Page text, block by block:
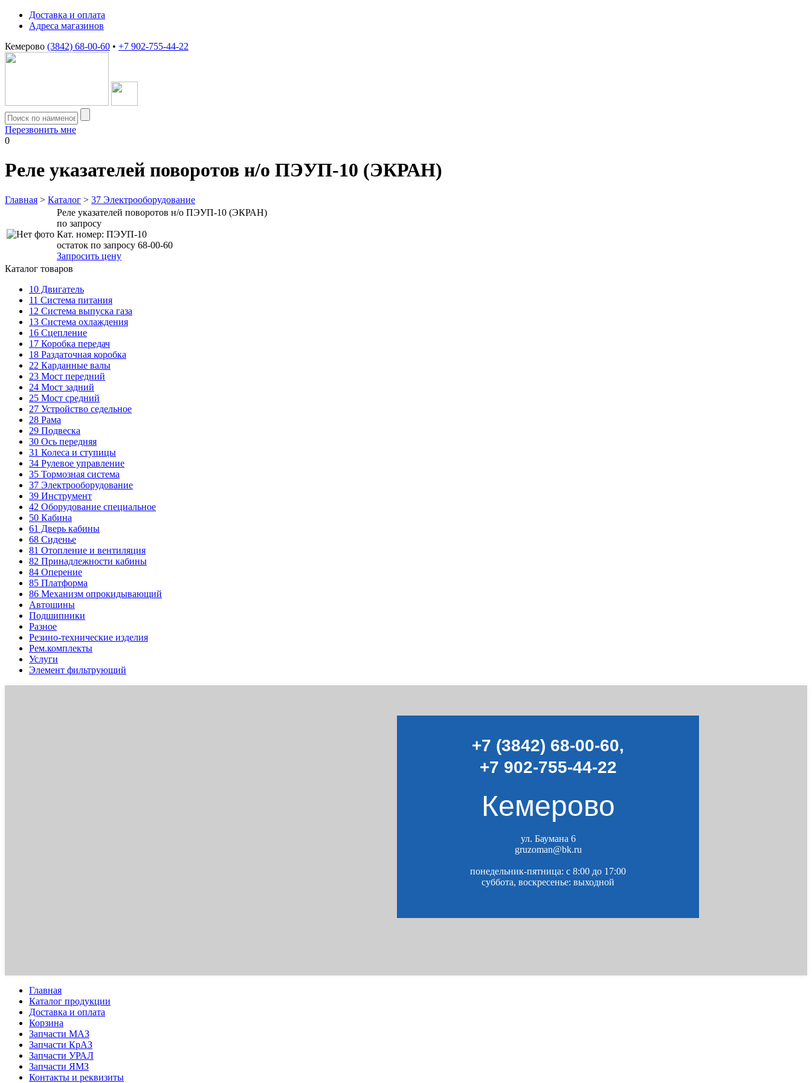
Доставка и оплата
Адреса магазинов
Кемерово (3842) 68-00-60 • +7 902-755-44-22
Перезвонить мне
0
Реле указателей поворотов н/о ПЭУП-10 (ЭКРАН)
Главная > Каталог > 37 Электрооборудование
Реле указателей поворотов н/о ПЭУП-10 (ЭКРАН)
по запросу
Кат. номер: ПЭУП-10
остаток по запросу 68-00-60
Запросить цену
Каталог товаров
10 Двигатель
11 Система питания
12 Система выпуска газа
13 Система охлаждения
16 Сцепление
17 Коробка передач
18 Раздаточная коробка
22 Карданные валы
23 Мост передний
24 Мост задний
25 Мост средний
27 Устройство седельное
28 Рама
29 Подвеска
30 Ось передняя
31 Колеса и ступицы
34 Рулевое управление
35 Тормозная система
37 Электрооборудование
39 Инструмент
42 Оборудование специальное
50 Кабина
61 Дверь кабины
68 Сиденье
81 Отопление и вентиляция
82 Принадлежности кабины
84 Оперение
85 Платформа
86 Механизм опрокидывающий
Автошины
Подшипники
Разное
Резино-технические изделия
Рем.комплекты
Услуги
Элемент фильтрующий
+7 (3842) 68-00-60,
+7 902-755-44-22
Кемерово
ул. Баумана 6
gruzoman@bk.ru
понедельник-пятница: c 8:00 до 17:00
суббота, воскресенье: выходной
Главная
Каталог продукции
Доставка и оплата
Корзина
Запчасти МАЗ
Запчасти КрАЗ
Запчасти УРАЛ
Запчасти ЯМЗ
Контакты и реквизиты